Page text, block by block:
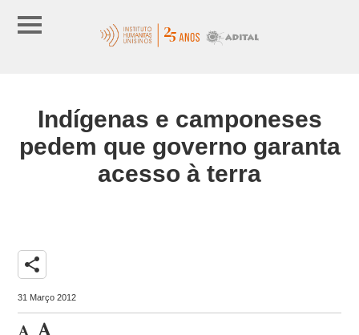
Indígenas e camponeses
pedem que governo garanta
acesso à terra
share
31 Março 2012